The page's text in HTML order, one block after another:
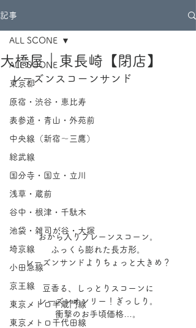
記事
ALL SCONE
東京都
原宿・渋谷・恵比寿
表参道・青山・外苑前
中央線（新宿～三鷹）
総武線
国分寺・国立・立川
浅草・蔵前
谷中・根津・千駄木
池袋・雑司が谷・大塚
埼京線
小田急線
京王線
東京メトロ半蔵門線
東京メトロ千代田線
ALL SCONE
大橋屋｜東長崎【閉店】
レーズンスコーンサンド
おから入りプレーンスコーン。
ふっくら膨れた長方形。
レーズンサンドよりちょっと大きめ？
豆香る、しっとりスコーンに
レーズンオンリー！ぎっしり。
衝撃のお手頃価格…。